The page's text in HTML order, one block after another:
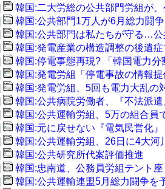
韓国:二大労総の公共部門労組が
韓国:公共部門1万人が6月総力闘
韓国:公共部門は私たちが守る…
韓国:発電産業の構造調整の後遺
韓国:停電事態再現? 「韓国電力分
韓国:発電労組「停電事故の情報提
韓国:発電労組、5回も電力大乱の
韓国:公共病院労働者、『不法派
韓国:公共運輸労組、5万の組合員
韓国:元に戻せない『電気民営化』
韓国:公共運輸労組、26日に4大河
韓国:公共研究所代案評価推進
韓国:忠南道、公務員労組テント
韓国:公共運輸連盟5月総力闘争を